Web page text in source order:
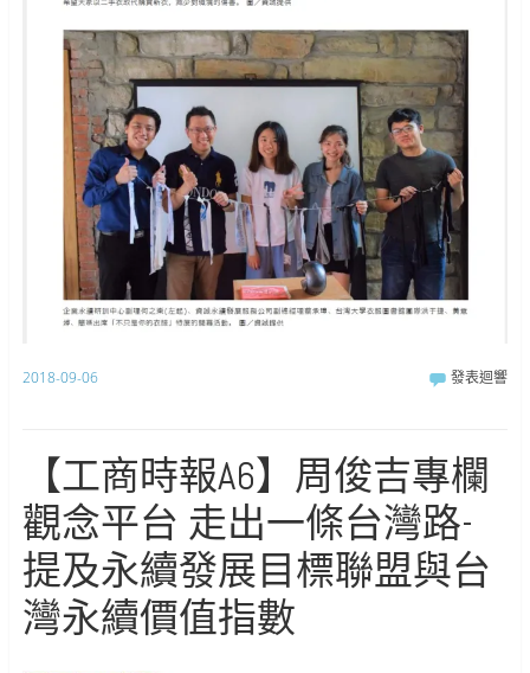
2018-09-06 發表迴響
【工商時報A6】周俊吉專欄
觀念平台 走出一條台灣路-
提及永續發展目標聯盟與台
灣永續價值指數